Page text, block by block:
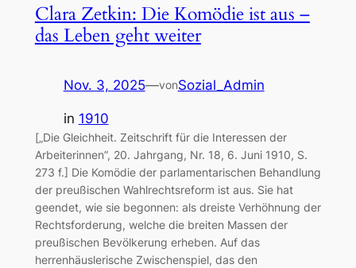
Clara Zetkin: Die Komödie ist aus –
das Leben geht weiter
Nov. 3, 2025—vonSozial_Admin
in 1910
[„Die Gleichheit. Zeitschrift für die Interessen der
Arbeiterinnen”, 20. Jahrgang, Nr. 18, 6. Juni 1910, S.
273 f.] Die Komödie der parlamentarischen Behandlung
der preußischen Wahlrechtsreform ist aus. Sie hat
geendet, wie sie begonnen: als dreiste Verhöhnung der
Rechtsforderung, welche die breiten Massen der
preußischen Bevölkerung erheben. Auf das
herrenhäuslerische Zwischenspiel, das den